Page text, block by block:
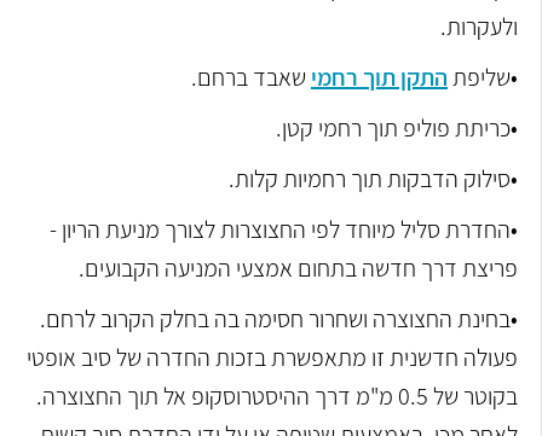
ולעקרות.
•שליפתהתקן תוך רחמי שאבד ברחם.
•כריתת פוליפ תוך רחמי קטן.
•סילוק הדבקות תוך רחמיות קלות.
•החדרת סליל מיוחד לפי החצוצרות לצורך מניעת הריון -
פריצת דרך חדשה בתחום אמצעי המניעה הקבועים.
•בחינת החצוצרה ושחרור חסימה בה בחלק הקרוב לרחם.
פעולה חדשנית זו מתאפשרת בזכות החדרה של סיב אופטי
בקוטר של 0.5 מ"מ דרך ההיסטרוסקופ אל תוך החצוצרה.